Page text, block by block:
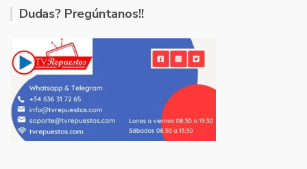
Dudas? Pregúntanos!!